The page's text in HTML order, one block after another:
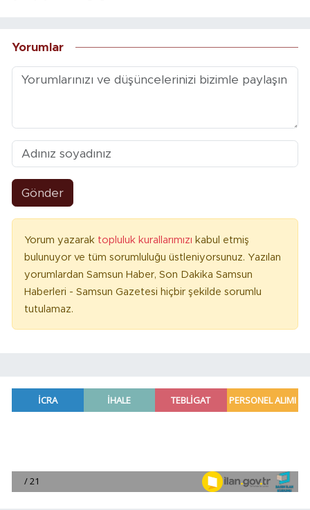
Yorumlar
Gönder
Yorum yazarak topluluk kurallarımızı kabul etmiş
bulunuyor ve tüm sorumluluğu üstleniyorsunuz. Yazılan
yorumlardan Samsun Haber, Son Dakika Samsun
Haberleri - Samsun Gazetesi hiçbir şekilde sorumlu
tutulamaz.